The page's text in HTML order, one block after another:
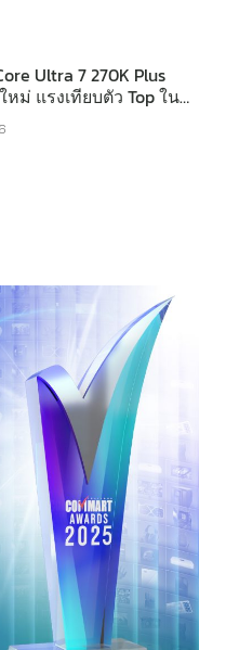
หัวใจสำคัญของการอัป
ชิปประมวลผลตัว
PC โดยเฉพาะ มาพร้อม
ที่มาช่วยมารีดเฟรมเรต
หน้าคู่แข่งในตลาดไปอย่าง
ตอรี่เล่นได้ยาวนานสูงสุด
PC ที่ “เจ็บแต่
ยดสเปก MSI Claw 8 EX
: Intel® Arc™ GPU
: 8-inch FHD+ (1920 x
panel, Refresh Rate
nits, ขอบเขตสี 100%
LPDDR5x onboard
Ultra 7 270K Plus
หม่ แรงเทียบตัว Top ใน